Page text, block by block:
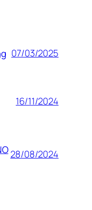
07/03/2025
16/11/2024
28/08/2024